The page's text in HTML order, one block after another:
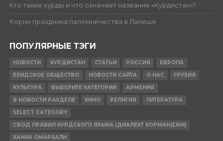
Кто такие курды и что означает название «Курдистан»?
Корни праздника паломничества в Лалеше
ПОПУЛЯРНЫЕ ТЭГИ
НОВОСТИ КУРДИСТАН СТАТЬИ РОССИЯ
ЕВРОПА
ЕЗИДСКОЕ ОБЩЕСТВО
НОВОСТИ САЙТА О НАС
ГРУЗИЯ
КУЛЬТУРА
ВЫБЕРИТЕ КАТЕГОРИИ
АРМЕНИЯ
В НОВОСТИ РАЗДЕЛЕ
КИНО РЕЛИГИЯ
ЛИТЕРАТУРА
SELECT CATEGORY
СВОД ПРАВИЛ КУРДСКОГО ЯЗЫКА (ДИАЛЕКТ КОРМАНДЖИ)
ХАННА ОМАРХАЛИ